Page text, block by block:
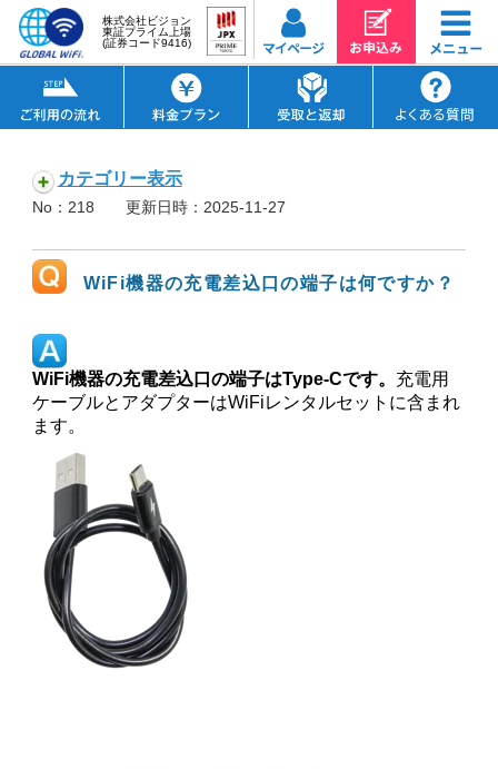
株式会社ビジョン
東証プライム上場
(証券コード9416)
カテゴリー表示
No：218 更新日時：2025-11-27
WiFi機器の充電差込口の端子は何ですか？
WiFi機器の充電差込口の端子はType-Cです。 充電用
ケーブルとアダプターはWiFiレンタルセットに含まれ
ます。